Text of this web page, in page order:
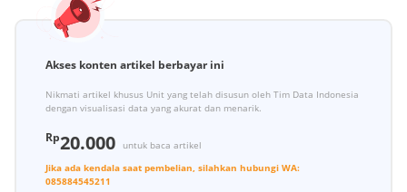
Akses konten artikel berbayar ini
Nikmati artikel khusus Unit yang telah disusun oleh Tim Data Indonesia
dengan visualisasi data yang akurat dan menarik.
Rp20.000
untuk baca artikel
Jika ada kendala saat pembelian, silahkan hubungi WA:
085884545211